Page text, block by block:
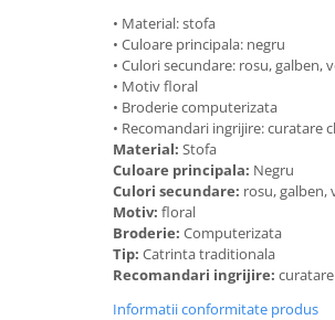
• Material: stofa
• Culoare principala: negru
• Culori secundare: rosu, galben,
• Motiv floral
• Broderie computerizata
• Recomandari ingrijire: curatare
Material: Stofa
Culoare principala: Negru
Culori secundare: rosu, galben,
Motiv: floral
Broderie: Computerizata
Tip: Catrinta traditionala
Recomandari ingrijire:
Informatii conformitate produs